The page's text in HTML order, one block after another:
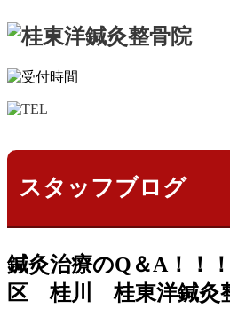
スタッフブログ
鍼灸治療のQ＆A！
区 桂川 桂東洋鍼灸